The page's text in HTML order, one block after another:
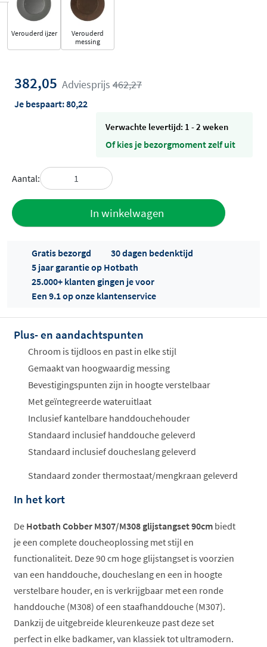
Verouderd ijzer
Verouderd
messing
382,05 Adviesprijs 462,27
Je bespaart:80,22
Verwachte levertijd: 1 - 2 weken
Of kies je bezorgmoment zelf uit
Aantal:
In winkelwagen
Offertes
ophalen...
Gratis bezorgd
30 dagen bedenktijd
5 jaar garantie op Hotbath
25.000+ klanten gingen je voor
Een 9.1 op onze klantenservice
Plus- en aandachtspunten
Chroom is tijdloos en past in elke stijl
Gemaakt van hoogwaardig messing
Bevestigingspunten zijn in hoogte verstelbaar
Met geïntegreerde wateruitlaat
Inclusief kantelbare handdouchehouder
Standaard inclusief handdouche geleverd
Standaard inclusief doucheslang geleverd
Standaard zonder thermostaat/mengkraan geleverd
In het kort
De Hotbath Cobber M307/M308 glijstangset 90cm biedt
je een complete doucheoplossing met stijl en
functionaliteit. Deze 90 cm hoge glijstangset is voorzien
van een handdouche, doucheslang en een in hoogte
verstelbare houder, en is verkrijgbaar met een ronde
handdouche (M308) of een staafhanddouche (M307).
Dankzij de uitgebreide kleurenkeuze past deze set
perfect in elke badkamer, van klassiek tot ultramodern.